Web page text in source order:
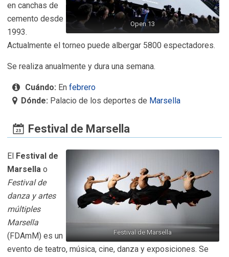
Open 13
en canchas de
cemento desde
1993.
Actualmente el torneo puede albergar 5800 espectadores.
Se realiza anualmente y dura una semana.
Cuándo: En febrero
Dónde: Palacio de los deportes de Marsella
Festival de Marsella
Festival de Marsella
El Festival de
Marsella o
Festival de
danza y artes
múltiples
Marsella
(FDAmM) es un
evento de teatro, música, cine, danza y exposiciones. Se